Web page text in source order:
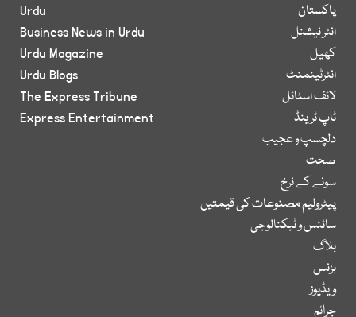
پاکستان
انٹر نیشنل
کھیل
انٹرٹینمنٹ
لائف اسٹائل
ٹاپ ٹرینڈ
دلچسپ و عجیب
صحت
سونے کے نرخ
پیٹرولیم مصنوعات کی قیمتیں
سائنس و ٹیکنالوجی
بلاگ
بزنس
ویڈیوز
جرائم
Urdu
Business News in Urdu
Urdu Magazine
Urdu Blogs
The Express Tribune
Express Entertainment